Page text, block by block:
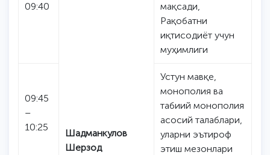
09:40
Шадманкулов
Шерзод
мақсади,
Рақобатни
иқтисодиёт учун
муҳимлиги
09:45
–
10:25
Устун мавқе,
монополия ва
табиий монополия
асосий талаблари,
уларни эътироф
этиш мезонлари